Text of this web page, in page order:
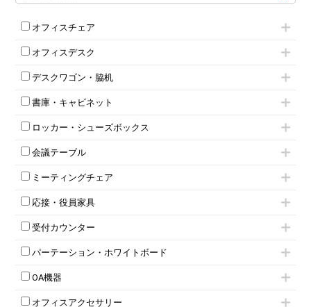
オフィスチェア
肘無しチェア
役員チェア
オフィスチェアその他
オフィスデスク
フリーアドレスデスク（ベンチデスク）
昇降デスク
両袖机
デスクワゴン・脇机
インワゴン2段
インワゴン3段
脇机
書庫・キャビネット
ハイキャビネット
ローキャビネット
両開きキャビネット
上下連結キャビネット
軽量ラック（スチールラック）
収納家具その他
両開書庫
ラテラル書庫
ロッカー・シューズボックス
1人用ロッカー
2人用ロッカー
3人用ロッカー
5人用ロッカー
8人用ロッカー
多人数ロッカー
ダイヤル錠ロッカー
ダイヤル錠ロッカー
会議テーブル
スタッキングテーブル
ネスティングテーブル
カウンターテーブル
T字脚テーブル
会議テーブルW1200～
会議テーブルW1800～
ミーティングチェア
キャスター付きミーティングチェア
スタッキングミーティングチェア
テーブル付きミーティングチェア
折りたたみミーティングチェア
ハイチェア
ミーティングチェアその他
応接・役員家具
応接セット
応接ソファ
応接チェア
応接・役員家具その他
受付カウンター
ローカウンター
ラウンジカウンター
パーテーション・ホワイトボード
パーテーション
自立タイプパーテーション
パーテーションその他
OA機器
オフィスアクセサリー